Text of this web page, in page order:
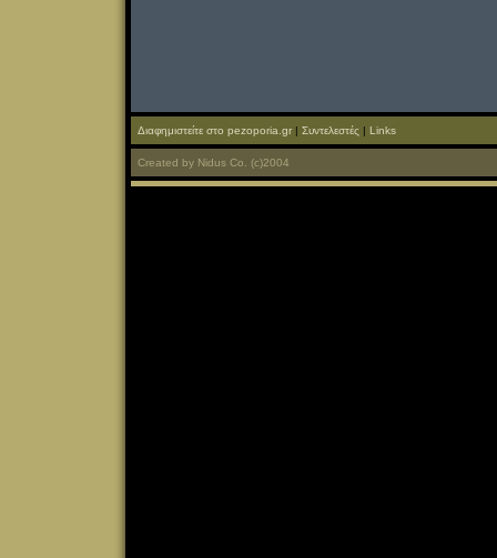
Διαφημιστείτε στο pezoporia.gr | Συντελεστές | Links
Created by Nidus Co. (c)2004